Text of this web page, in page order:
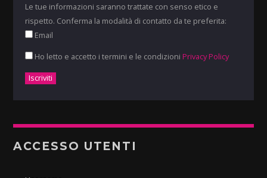
Le tue informazioni saranno trattate con senso etico e
rispetto. Conferma la modalità di contatto da te preferita:
Email
Ho letto e accetto i termini e le condizioni Privacy Policy
ACCESSO UTENTI